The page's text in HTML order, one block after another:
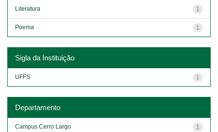
1
Literatura
1
Poema
Sigla da Instituição
1
UFFS
Departamento
1
Campus Cerro Largo